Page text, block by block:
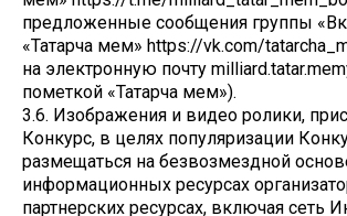
предложенные сообщения группы
«Татарча мем» https://vk.com/
на электронную почту
пометкой «Татарча мем»).
3.6. Изображения и видео ролики,
Конкурс, в целях популяризации
размещаться на безвозмездной
информационных ресурсах
партнерских ресурсах, включая сеть